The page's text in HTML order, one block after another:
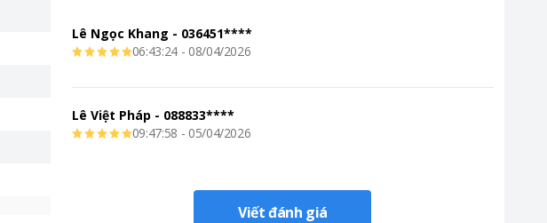
Lê Ngọc Khang - 036451****
06:43:24 - 08/04/2026
Lê Việt Pháp - 088833****
09:47:58 - 05/04/2026
Viết đánh giá